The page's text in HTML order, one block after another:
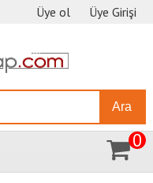
Üye ol Üye Girişi
Ara
0